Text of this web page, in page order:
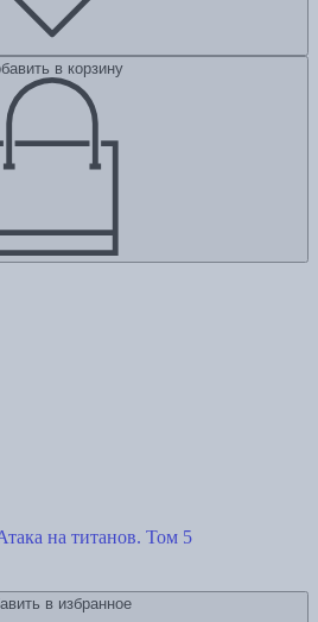
в корзину
на титанов. Том 5
в избранное